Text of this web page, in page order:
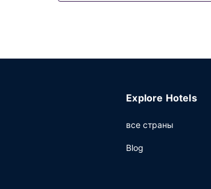
ежедневно с 08:00 до 11:00 за
Explore Hotels
все страны
Blog